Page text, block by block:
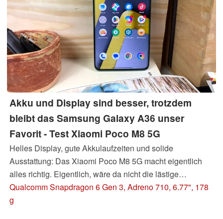
Akku und Display sind besser, trotzdem
bleibt das Samsung Galaxy A36 unser
Favorit - Test Xiaomi Poco M8 5G
Helles Display, gute Akkulaufzeiten und solide
Ausstattung: Das Xiaomi Poco M8 5G macht eigentlich
alles richtig. Eigentlich, wäre da nicht die lästige
Konkurrenz. Gegen die zieht das Poco-Phone nämlich
oftmals einfach den Kürzeren. Zu allem Überfluss
Qualcomm Snapdragon 6 Gen 3, Adreno 710, 6.77", 178
g